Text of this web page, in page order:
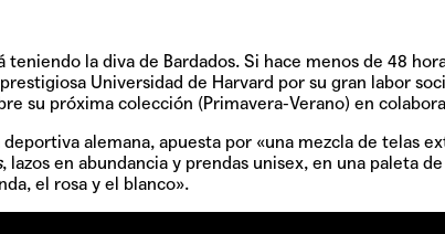
la diva de Bardados. Si hace menos de 48
Universidad de Harvard por su gran labor
su próxima colección (Primavera-Verano) en
alemana, apuesta por «una mezcla de telas
, lazos en abundancia y prendas unisex, en una paleta
el rosa y el blanco».